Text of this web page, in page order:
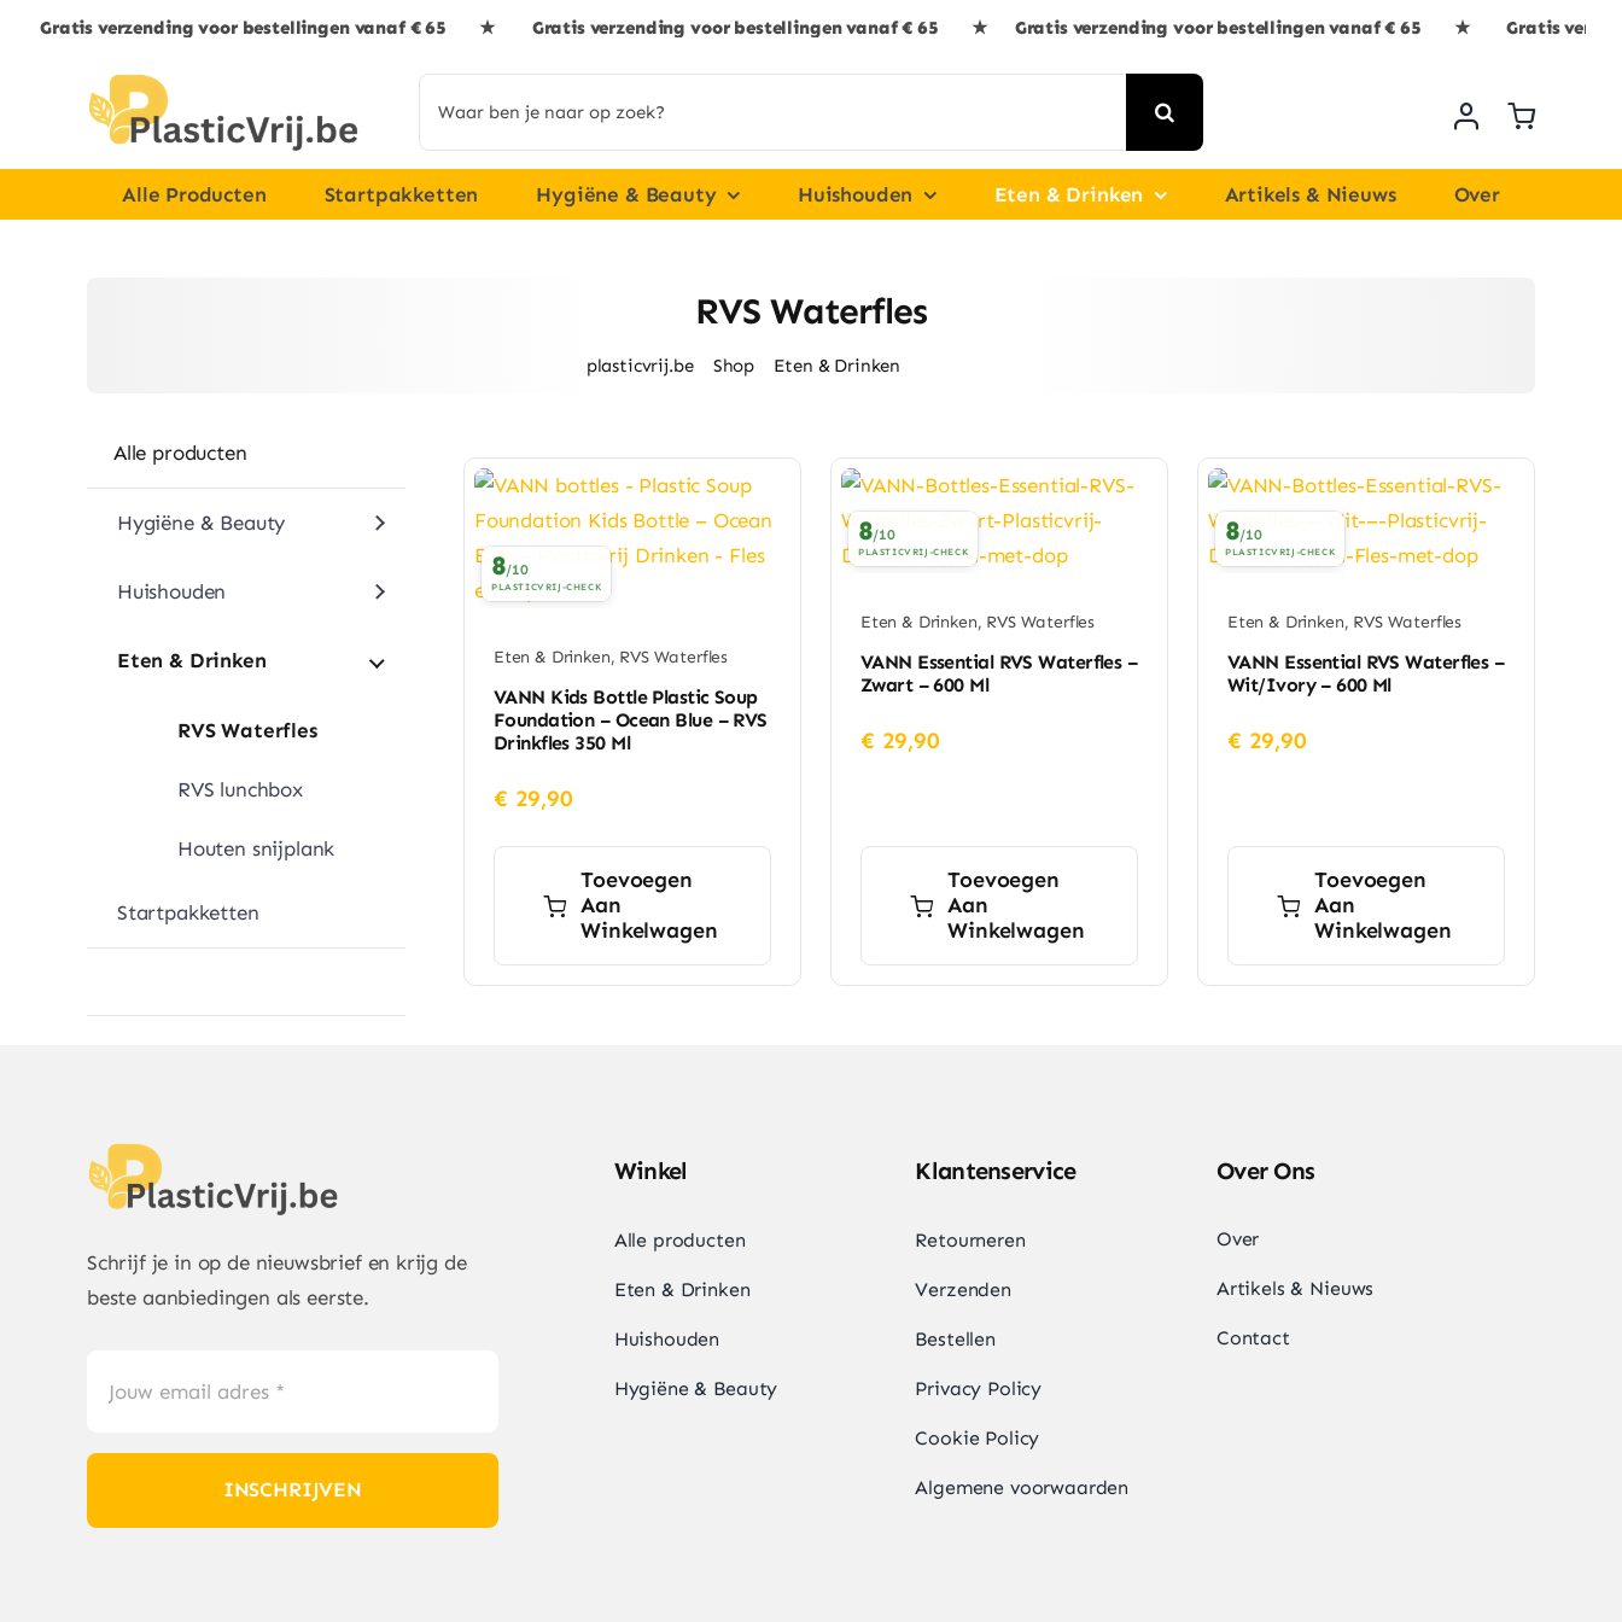
Gratis verzending voor bestellingen vanaf € 65 ★ Gratis verzending voor bestellingen vanaf € 65 ★ Gratis verzending voor bestellingen vanaf € 65 ★ Gratis
for:
Alle Producten Startpakketten Hygiëne & Beauty Huishouden Eten & Drinken Artikels & Nieuws Over
RVS Waterfles
plasticvrij.be Shop Eten & Drinken
Alle producten
Hygiëne & Beauty
Huishouden
Eten & Drinken
RVS Waterfles
RVS lunchbox
Houten snijplank
Startpakketten
8/10
PLASTICVRIJ-CHECK
Eten & Drinken, RVS Waterfles
VANN Kids Bottle Plastic Soup
Foundation – Ocean Blue – RVS
Drinkfles 350 Ml
€ 29,90
Toevoegen
Aan
Winkelwagen
8/10
PLASTICVRIJ-CHECK
Eten & Drinken, RVS Waterfles
VANN Essential RVS Waterfles –
Zwart – 600 Ml
€ 29,90
Toevoegen
Aan
Winkelwagen
8/10
PLASTICVRIJ-CHECK
Eten & Drinken, RVS Waterfles
VANN Essential RVS Waterfles –
Wit/ivory – 600 Ml
€ 29,90
Toevoegen
Aan
Winkelwagen
Schrijf je in op de nieuwsbrief en krijg de
beste aanbiedingen als eerste.
INSCHRIJVEN
Winkel
Alle producten
Eten & Drinken
Huishouden
Hygiëne & Beauty
Klantenservice
Retourneren
Verzenden
Bestellen
Privacy Policy
Cookie Policy
Algemene voorwaarden
Over Ons
Over
Artikels & Nieuws
Contact